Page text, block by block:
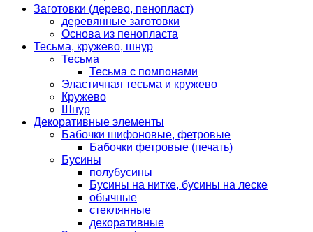
Заготовки (дерево, пенопласт)
деревянные заготовки
Основа из пенопласта
Тесьма, кружево, шнур
Тесьма
Тесьма с помпонами
Эластичная тесьма и кружево
Кружево
Шнур
Декоративные элементы
Бабочки шифоновые, фетровые
Бабочки фетровые (печать)
Бусины
полубусины
Бусины на нитке, бусины на леске
обычные
стеклянные
декоративные